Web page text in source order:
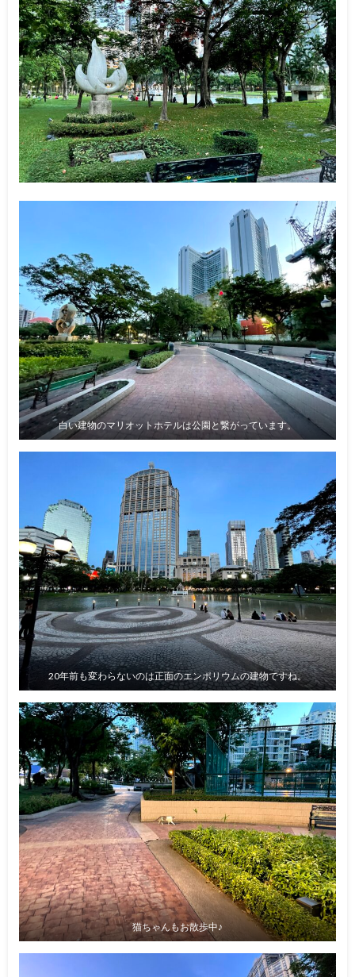
白い建物のマリオットホテルは公園と繋がっています。
20年前も変わらないのは正面のエンポリウムの建物ですね。
猫ちゃんもお散歩中♪